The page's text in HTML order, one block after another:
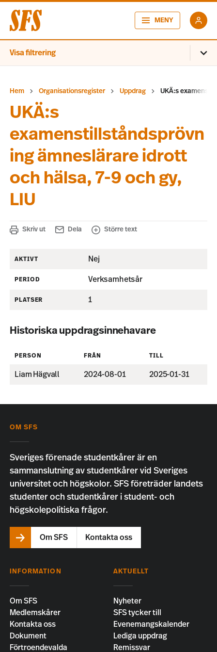
MENY
Visa filtrering
Hem Organisationsregister Uppdrag UKÄ:s
UKÄ:s
examenstillståndsprövn
ing ämneslärare idrott
och hälsa, 7-9 och gy,
LIU
Skriv ut Dela Större text
AKTIVT Nej
PERIOD Verksamhetsår
PLATSER 1
Historiska uppdragsinnehavare
PERSON FRÅN TILL
Liam Hägvall 2024-08-01 2025-01-31
OM SFS
Sveriges förenade studentkårer är en
sammanslutning av studentkårer vid Sveriges
universitet och högskolor. SFS företräder landets
studenter och studentkårer i student- och
högskolepolitiska frågor.
Om SFS Kontakta oss
INFORMATION
Om SFS
Medlemskårer
Kontakta oss
Dokument
Förtroendevalda
AKTUELLT
Nyheter
SFS tycker till
Evenemangskalender
Lediga uppdrag
Remissvar